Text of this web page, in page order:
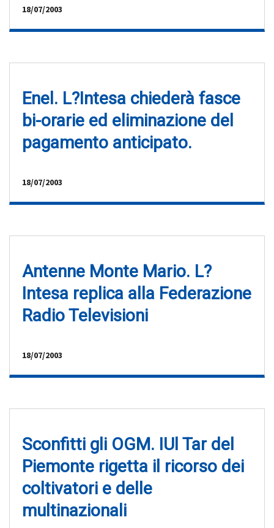
18/07/2003
Enel. L?Intesa chiederà fasce
bi-orarie ed eliminazione del
pagamento anticipato.
18/07/2003
Antenne Monte Mario. L?
Intesa replica alla Federazione
Radio Televisioni
18/07/2003
Sconfitti gli OGM. IUl Tar del
Piemonte rigetta il ricorso dei
coltivatori e delle
multinazionali